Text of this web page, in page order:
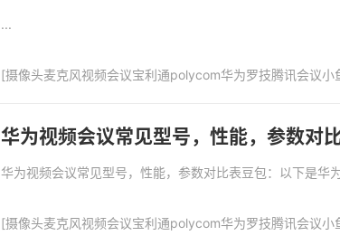
...
[摄像头麦克风视频会议宝利通polycom华为罗技腾讯会议小
华为视频会议常见型号，性能，参数对
华为视频会议常见型号，性能，参数对比表豆包：以下是华
[摄像头麦克风视频会议宝利通polycom华为罗技腾讯会议小